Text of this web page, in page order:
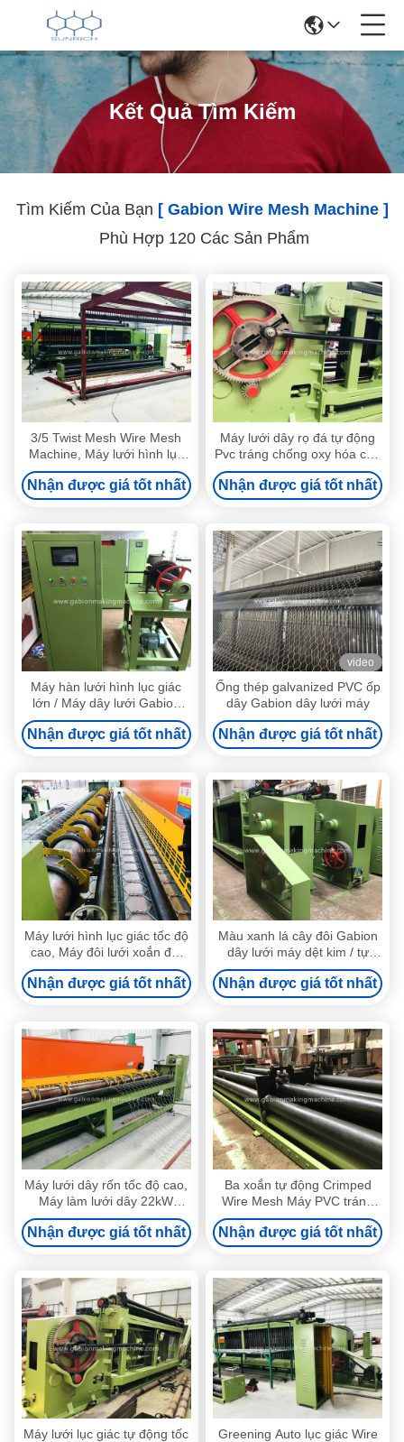
Kết Quả Tìm Kiếm
Tìm Kiếm Của Bạn [ Gabion Wire Mesh Machine ]
Phù Hợp 120 Các Sản Phẩm
3/5 Twist Mesh Wire Mesh
Machine, Máy lưới hình lục
giác tốc độ cao
Nhận được giá tốt nhất
Máy lưới dây rọ đá tự động
Pvc tráng chống oxy hóa cho
lồng đá
Nhận được giá tốt nhất
Máy hàn lưới hình lục giác
lớn / Máy dây lưới Gabion
cho dây 3,5 mm
Nhận được giá tốt nhất
video
Ống thép galvanized PVC ốp
dây Gabion dây lưới máy
Nhận được giá tốt nhất
Máy lưới hình lục giác tốc độ
cao, Máy đôi lưới xoắn đôi
22kW
Nhận được giá tốt nhất
Màu xanh lá cây đôi Gabion
dây lưới máy dệt kim / tự
động lục giác dây lưới máy
Nhận được giá tốt nhất
Máy lưới dây rốn tốc độ cao,
Máy làm lưới dây 22kW
GBPL-2
Nhận được giá tốt nhất
Ba xoắn tự động Crimped
Wire Mesh Máy PVC tráng
cho lưới Dia 1.6mm - 3.2mm
Nhận được giá tốt nhất
Máy lưới lục giác tự động tốc
Greening Auto lục giác Wire